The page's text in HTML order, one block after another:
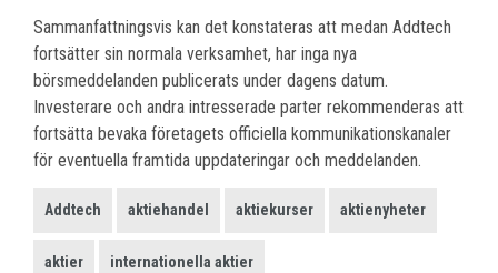
Sammanfattningsvis kan det konstateras att medan Addtech
fortsätter sin normala verksamhet, har inga nya
börsmeddelanden publicerats under dagens datum.
Investerare och andra intresserade parter rekommenderas att
fortsätta bevaka företagets officiella kommunikationskanaler
för eventuella framtida uppdateringar och meddelanden.
Addtech aktiehandel aktiekurser aktienyheter
aktier internationella aktier